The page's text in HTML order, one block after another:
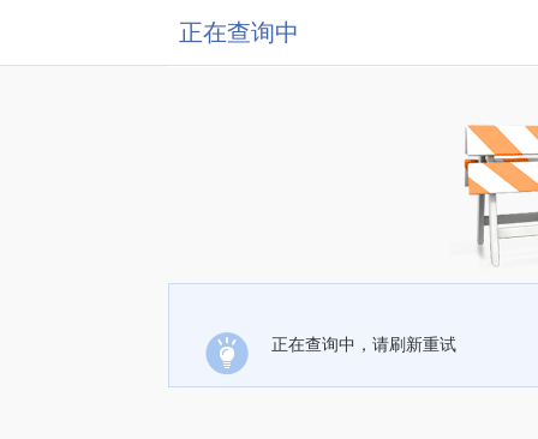
正在查询中
正在查询中，请刷新重试